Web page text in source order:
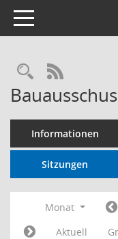
Toggle navigation
RSS-
Informationen
Sitzungen
Monat
Aktuell